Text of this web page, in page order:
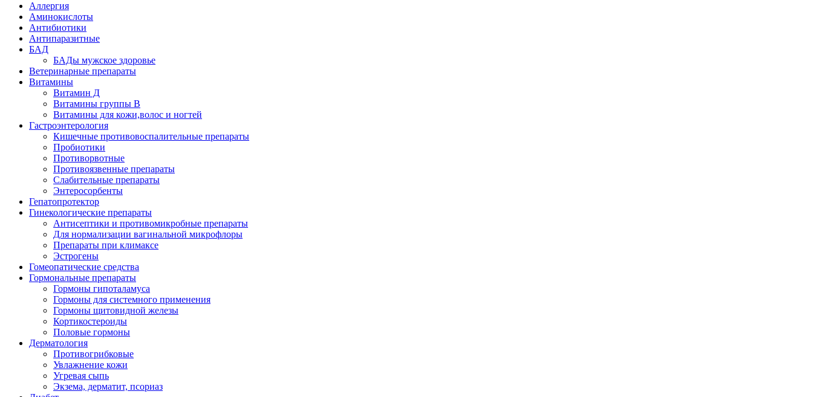
Аллергия
Аминокислоты
Антибиотики
Антипаразитные
БАД
БАДы мужское здоровье
Ветеринарные препараты
Витамины
Витамин Д
Витамины группы В
Витамины для кожи,волос и ногтей
Гастроэнтерология
Кишечные противовоспалительные препараты
Пробиотики
Противорвотные
Противоязвенные препараты
Слабительные препараты
Энтеросорбенты
Гепатопротектор
Гинекологические препараты
Антисептики и противомикробные препараты
Для нормализации вагинальной микрофлоры
Препараты при климаксе
Эстрогены
Гомеопатические средства
Гормональные препараты
Гормоны гипоталамуса
Гормоны для системного применения
Гормоны щитовидной железы
Кортикостероиды
Половые гормоны
Дерматология
Противогрибковые
Увлажнение кожи
Угревая сыпь
Экзема, дерматит, псориаз